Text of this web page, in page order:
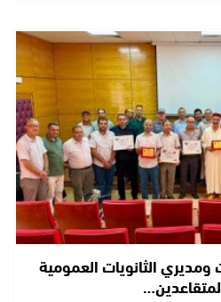
ومديري الثانويات العمومية